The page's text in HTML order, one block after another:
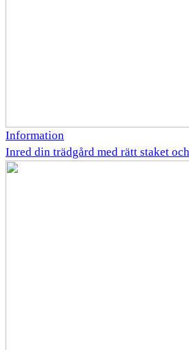
Information
Inred din trädgård med rätt staket